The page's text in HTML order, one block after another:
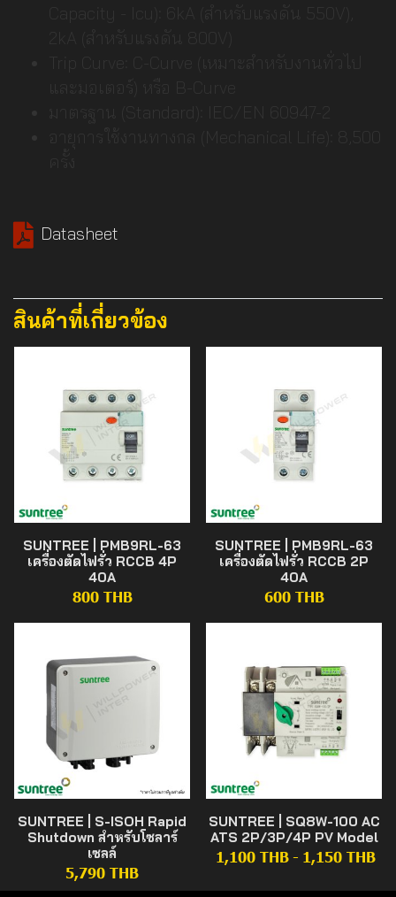
Datasheet
สินค้าที่เกี่ยวข้อง
SUNTREE | PMB9RL-63
เครื่องตัดไฟรั่ว RCCB 4P
40A
800 THB
SUNTREE | PMB9RL-63
เครื่องตัดไฟรั่ว RCCB 2P
40A
600 THB
SUNTREE | S-ISOH Rapid
Shutdown สำหรับโซลาร์
เซลล์
5,790 THB
SUNTREE | SQ8W-100 AC
ATS 2P/3P/4P PV Model
1,100 THB - 1,150 THB